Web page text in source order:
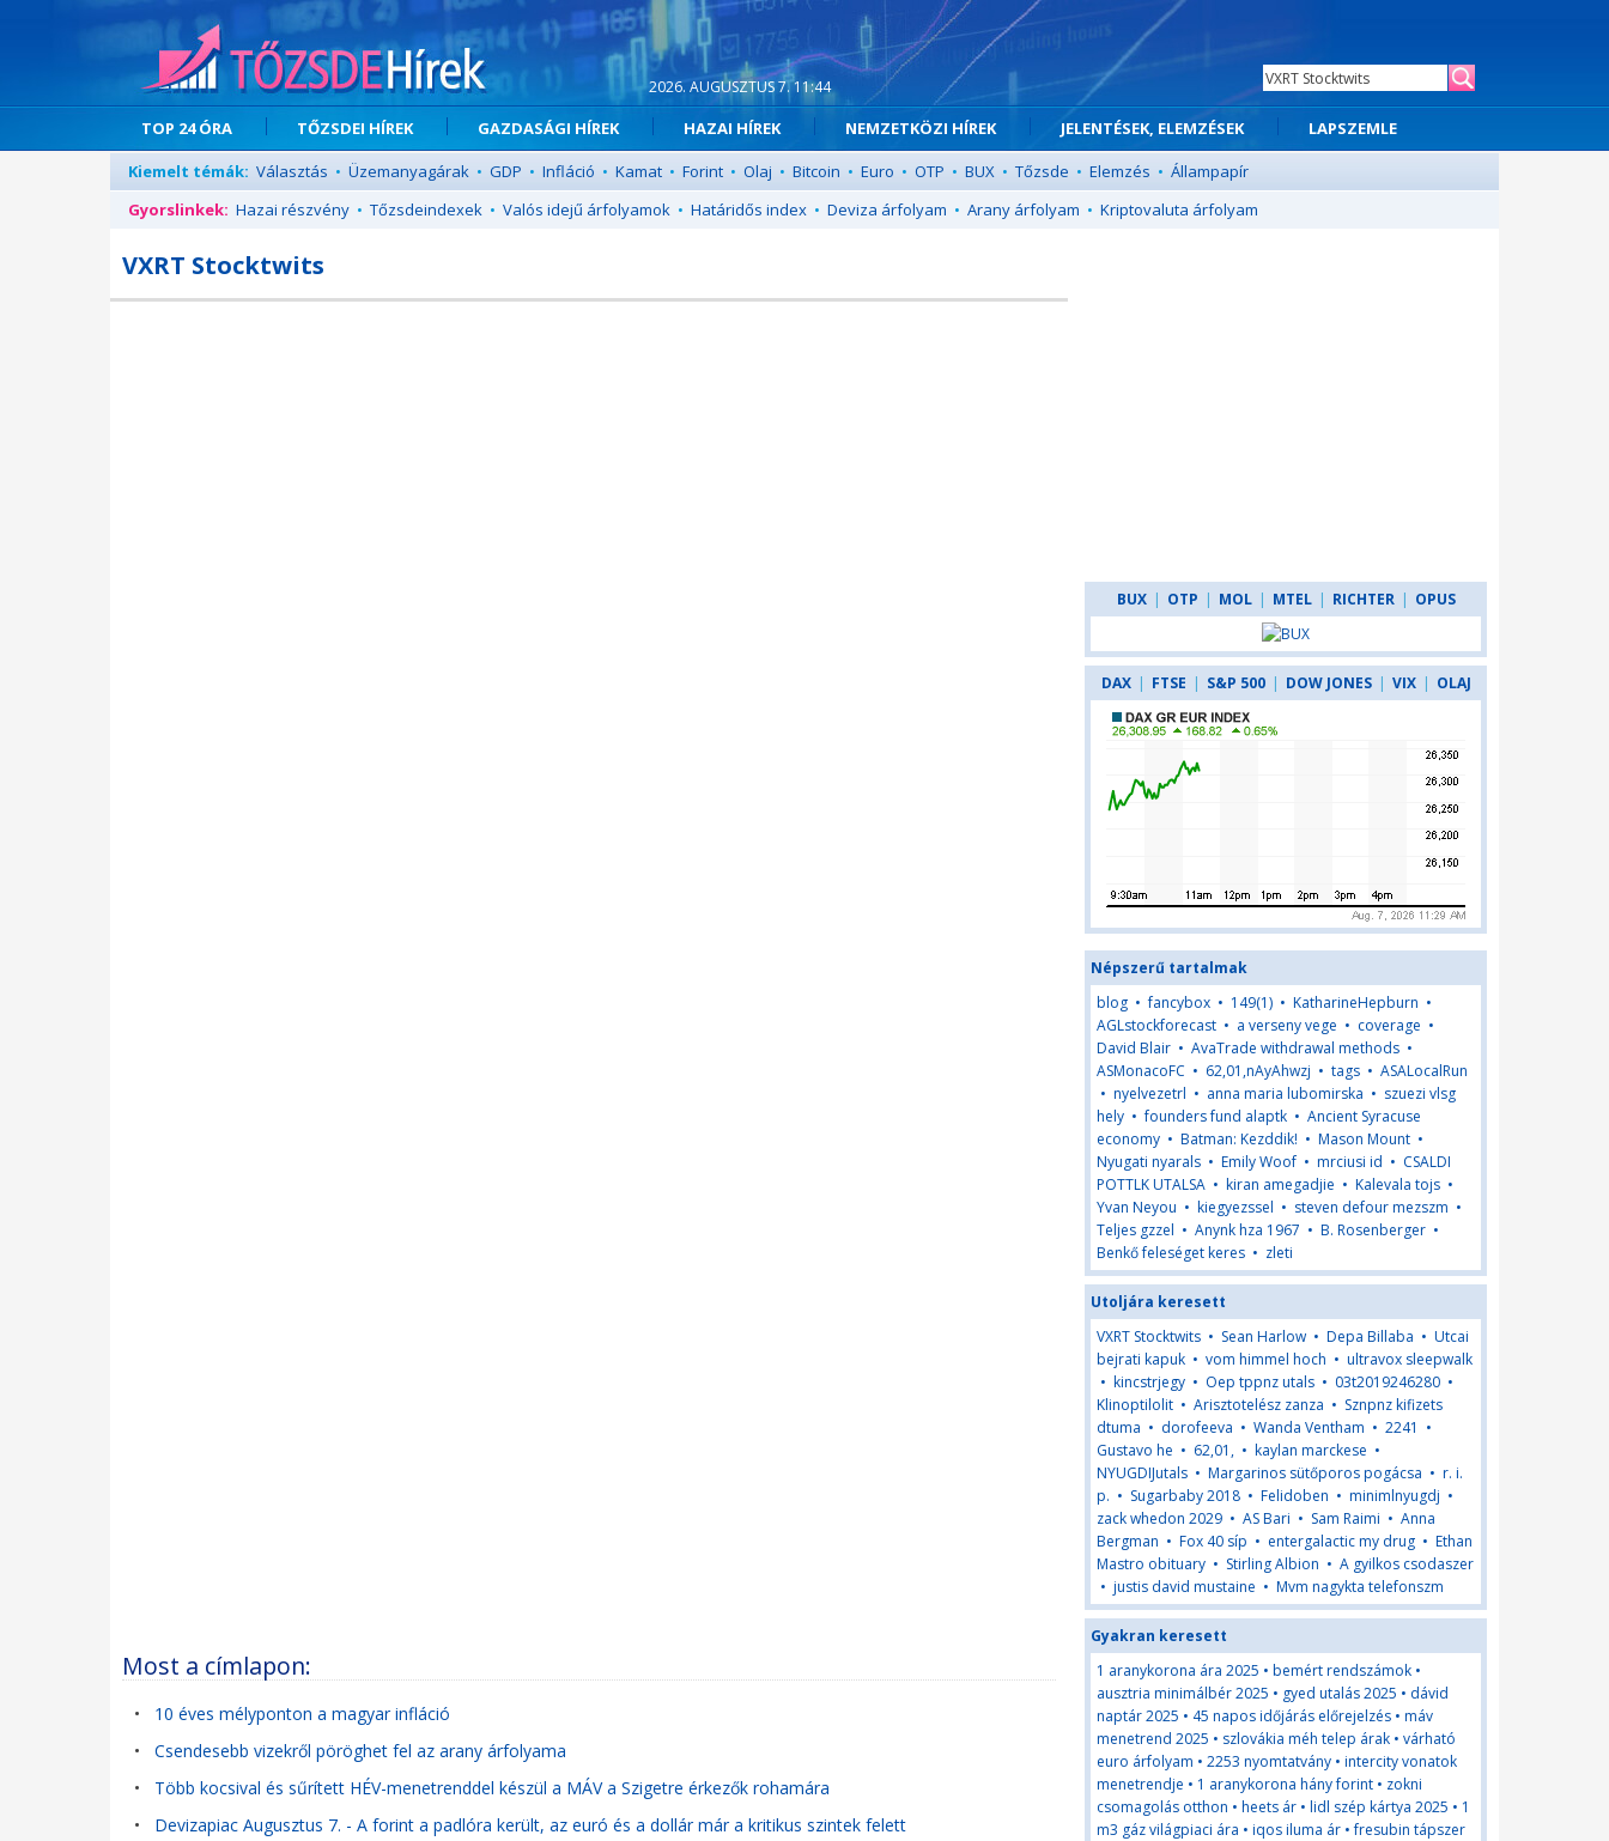
2026. AUGUSZTUS 7. 11:44
TOP 24 ÓRA TŐZSDEI HÍREK GAZDASÁGI HÍREK HAZAI HÍREK NEMZETKÖZI HÍREK JELENTÉSEK, ELEMZÉSEK
LAPSZEMLE
Kiemelt témák: Választás • Üzemanyagárak • GDP • Infláció • Kamat • Forint • Olaj • Bitcoin • Euro • OTP • BUX • Tőzsde • Elemzés • Állampapír
Gyorslinkek: Hazai részvény • Tőzsdeindexek • Valós idejű árfolyamok • Határidős index • Deviza árfolyam • Arany árfolyam • Kriptovaluta árfolyam
VXRT Stocktwits
Most a címlapon:
• 10 éves mélyponton a magyar infláció
• Csendesebb vizekről pöröghet fel az arany árfolyama
• Több kocsival és sűrített HÉV-menetrenddel készül a MÁV a Szigetre érkezők rohamára
• Devizapiac Augusztus 7. - A forint a padlóra került, az euró és a dollár már a kritikus szintek felett
BUX | OTP | MOL | MTEL | RICHTER | OPUS
DAX | FTSE | S&P 500 | DOW JONES | VIX | OLAJ
Népszerű tartalmak
blog •fancybox • 149(1) • KatharineHepburn •
AGLstockforecast • a verseny vege • coverage •
David Blair • AvaTrade withdrawal methods •
ASMonacoFC • 62,01,nAyAhwzj • tags • ASALocalRun
• nyelvezetrl • anna maria lubomirska • szuezi vlsg
hely •founders fund alaptk • Ancient Syracuse
economy • Batman: Kezddik! • Mason Mount •
Nyugati nyarals • Emily Woof • mrciusi id • CSALDI
POTTLK UTALSA • kiran amegadjie • Kalevala tojs •
Yvan Neyou • kiegyezssel • steven defour mezszm •
Teljes gzzel • Anynk hza 1967 • B. Rosenberger •
Benkő feleséget keres • zleti
Utoljára keresett
VXRT Stocktwits • Sean Harlow • Depa Billaba • Utcai
bejrati kapuk • vom himmel hoch • ultravox sleepwalk
• kincstrjegy • Oep tppnz utals • 03t2019246280 •
Klinoptilolit • Arisztotelész zanza • Sznpnz kifizets
dtuma • dorofeeva • Wanda Ventham • 2241 •
Gustavo he • 62,01, • kaylan marckese •
NYUGDIJutals • Margarinos sütőporos pogácsa • r. i.
p. • Sugarbaby 2018 • Felidoben • minimlnyugdj •
zack whedon 2029 • AS Bari • Sam Raimi • Anna
Bergman • Fox 40 síp • entergalactic my drug • Ethan
Mastro obituary • Stirling Albion • A gyilkos csodaszer
• justis david mustaine • Mvm nagykta telefonszm
Gyakran keresett
1 aranykorona ára 2025 • bemért rendszámok •
ausztria minimálbér 2025 • gyed utalás 2025 • dávid
naptár 2025 • 45 napos időjárás előrejelzés • máv
menetrend 2025 • szlovákia méh telep árak • várható
euro árfolyam • 2253 nyomtatvány • intercity vonatok
menetrendje • 1 aranykorona hány forint • zokni
csomagolás otthon • heets ár • lidl szép kártya 2025 • 1
m3 gáz világpiaci ára • iqos iluma ár •fresubin tápszer